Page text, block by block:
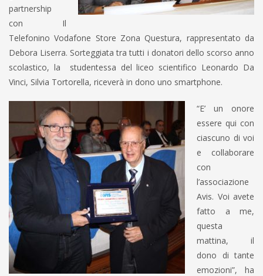
partnership
con Il
Telefonino Vodafone Store Zona Questura, rappresentato da
Debora Liserra. Sorteggiata tra tutti i donatori dello scorso anno
scolastico, la studentessa del liceo scientifico Leonardo Da
Vinci, Silvia Tortorella, riceverà in dono uno smartphone.
“E’ un onore
essere qui con
ciascuno di voi
e collaborare
con
l’associazione
Avis. Voi avete
fatto a me,
questa
mattina, il
dono di tante
emozioni”, ha